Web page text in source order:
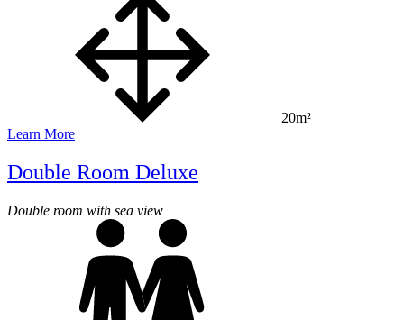
20m²
Learn More
Double Room Deluxe
Double room with sea view